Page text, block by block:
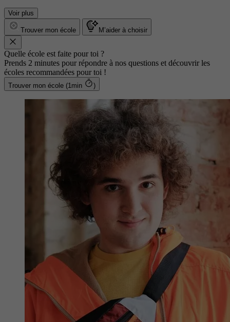
Voir plus
Trouver mon école M’aider à choisir
Quelle école est faite pour toi ?
Prends 2 minutes pour répondre à nos questions et découvrir les
écoles recommandées pour toi !
Trouver mon école (1min )